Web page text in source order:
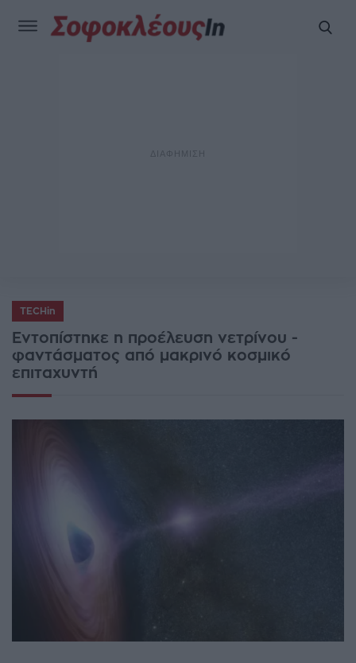
TECHin
Εντοπίστηκε η προέλευση νετρίνου -
φαντάσματος από μακρινό κοσμικό
επιταχυντή